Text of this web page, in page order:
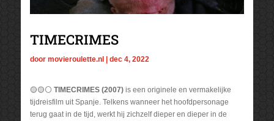
TIMECRIMES
door movieroulette.nl| dec 4, 2022
🟡🟡⚪ TIMECRIMES (2007)is een originele en vermakelijke
tijdreisfilm uit Spanje. Telkens wanneer het hoofdpersonage
terug gaat in de tijd, werkt hij zichzelf dieper en dieper in de